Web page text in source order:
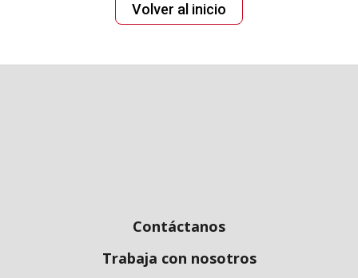
Volver‌ ‌al‌ ‌inicio
Contáctanos
Trabaja con nosotros